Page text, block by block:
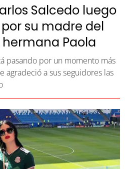
Salcedo luego
su madre del
Paola
pasando por un momento más
a sus seguidores las